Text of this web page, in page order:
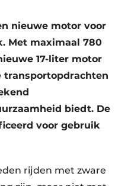
nieuwe motor voor
Met maximaal 780
17-liter motor
transportopdrachten
biedt. De
voor gebruik
rijden met zware